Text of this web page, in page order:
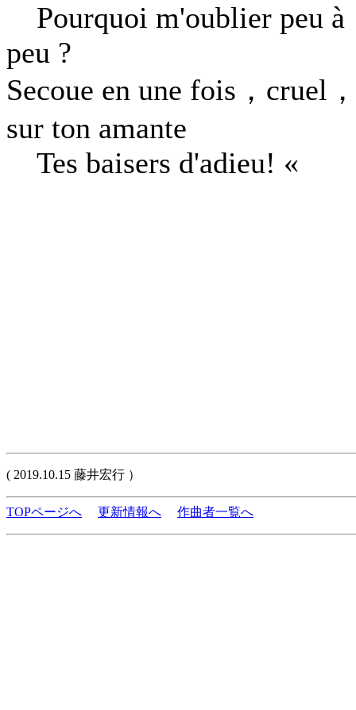
Pourquoi m'oublier peu à
peu ?
Secoue en une fois，cruel
sur ton amante
Tes baisers d'adieu! «
( 2019.10.15 藤井宏行 ）
TOPページへ 更新情報へ 作曲者一覧へ